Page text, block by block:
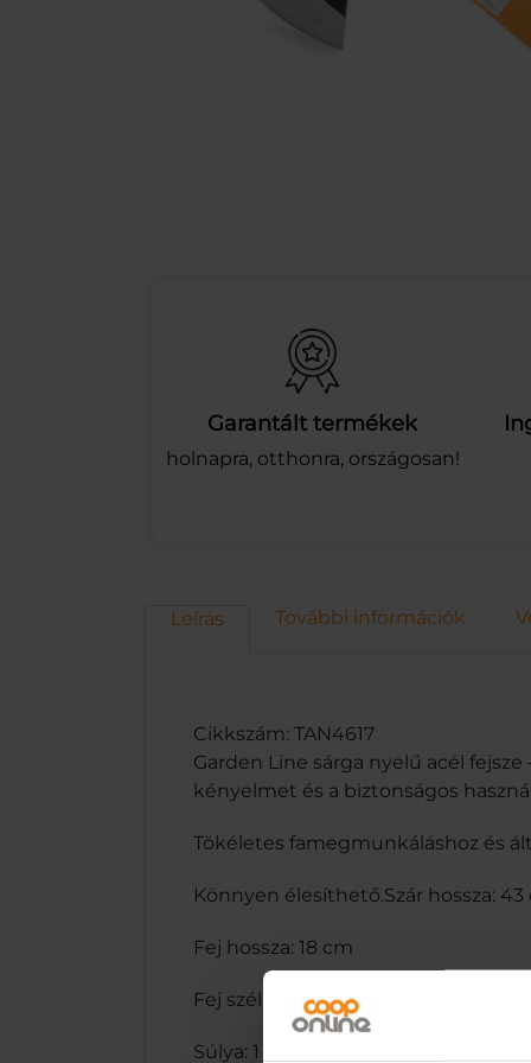
Garantált termékek
holnapra, otthonra, országosan!
Leírás További információk
Cikkszám: TAN4617
Garden Line sárga nyelű acél
kényelmet és a biztonságos
Tökéletes famegmunkáláshoz és
Könnyen élesíthető.Szár hossza: 43
Fej hossza: 18 cm
Fej szélessége: 12,5 cm
Súlya: 1 kg